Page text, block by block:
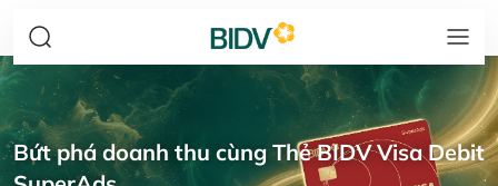
Bứt phá doanh thu cùng Thẻ BIDV Visa Debit